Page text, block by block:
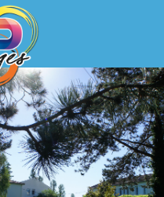
Accueil
Établissements
Pôle formation